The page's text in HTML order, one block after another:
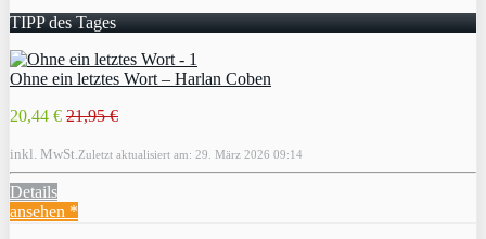
TIPP des Tages
Ohne ein letztes Wort – Harlan Coben
20,44 € 21,95 €
inkl. MwSt. Zuletzt aktualisiert am: 29. März 2026 09:14
Details
ansehen *